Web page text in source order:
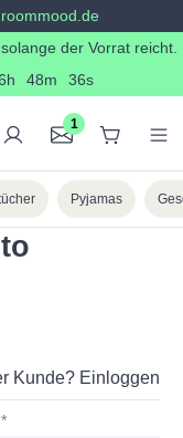
der Vorrat reicht.
48m 36s
1
Pyjamas
Kunde? Einloggen